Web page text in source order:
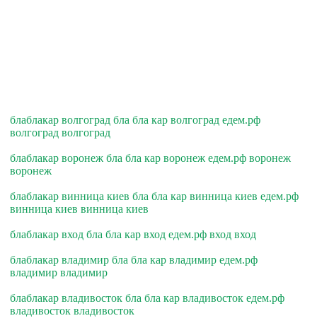
блаблакар волгоград бла бла кар волгоград едем.рф
волгоград волгоград
блаблакар воронеж бла бла кар воронеж едем.рф воронеж
воронеж
блаблакар винница киев бла бла кар винница киев едем.рф
винница киев винница киев
блаблакар вход бла бла кар вход едем.рф вход вход
блаблакар владимир бла бла кар владимир едем.рф
владимир владимир
блаблакар владивосток бла бла кар владивосток едем.рф
владивосток владивосток